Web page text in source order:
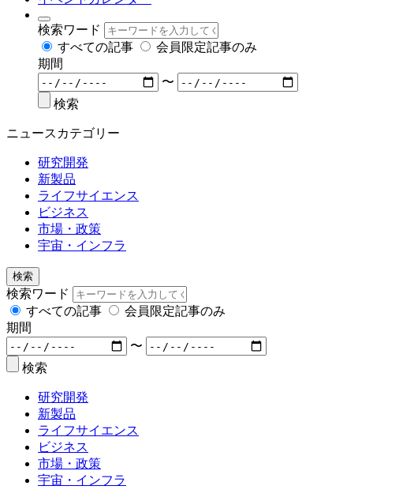
検索ワード
すべての記事
会員限定記事のみ
期間
〜
検索
ニュースカテゴリー
研究開発
新製品
ライフサイエンス
ビジネス
市場・政策
宇宙・インフラ
検索
検索ワード
すべての記事
会員限定記事のみ
期間
〜
検索
研究開発
新製品
ライフサイエンス
ビジネス
市場・政策
宇宙・インフラ